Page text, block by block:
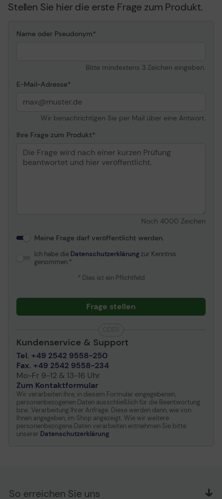
Stellen Sie hier die erste Frage zum Produkt.
Name oder Pseudonym
Bitte mindestens 3 Zeichen eingeben.
E-Mail-Adresse
Wir benachrichtigen Sie per Mail über eine Antwort.
Ihre Frage zum Produkt
Noch 4000 Zeichen
Meine Frage darf veröffentlicht werden.
Ich habe die Datenschutzerklärungzur Kenntnis
genommen.
* Dies ist ein Pflichtfeld
Frage stellen
Kundenservice & Support
Tel. +49 2542 9558-250
Fax. +49 2542 9558-234
Mo-Fr 9-12 & 13-16 Uhr
Zum Kontaktformular
Wir verarbeiten Ihre, in diesem Formular eingegebenen,
personenbezogenen Daten ausschließlich für die Beantwortung
bzw. Verarbeitung Ihrer Anfrage. Diese werden dann, wie von
Ihnen angegeben, im Shop angezeigt. Wie wir weitere
personenbezogene Daten verarbeiten entnehmen Sie bitte
unserer Datenschutzerklärung.
So erreichen Sie uns